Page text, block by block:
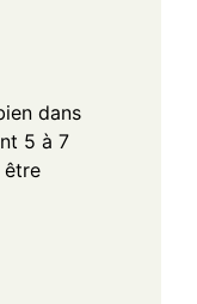
dans
5 à 7
être